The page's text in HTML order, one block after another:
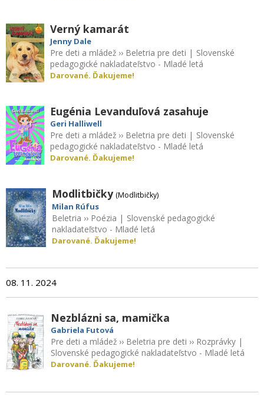
Verný kamarát
Jenny Dale
Pre deti a mládež›› Beletria pre deti | Slovenské
pedagogické nakladateľstvo - Mladé letá
Darované. Ďakujeme!
Eugénia Levanduľová zasahuje
Geri Halliwell
Pre deti a mládež›› Beletria pre deti | Slovenské
pedagogické nakladateľstvo - Mladé letá
Darované. Ďakujeme!
Modlitbičky (Modlitbičky)
Milan Rúfus
Beletria ›› Poézia | Slovenské pedagogické
nakladateľstvo - Mladé letá
Darované. Ďakujeme!
08. 11. 2024
Nezblázni sa, mamička
Gabriela Futová
Pre deti a mládež ›› Beletria pre deti ›› Rozprávky |
Slovenské pedagogické nakladateľstvo - Mladé letá
Darované. Ďakujeme!